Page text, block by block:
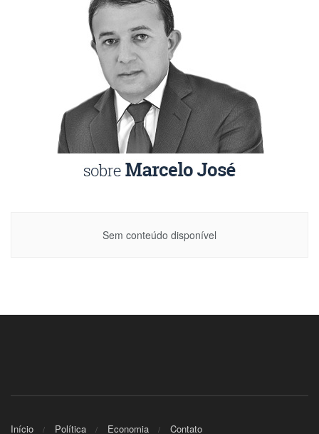
Sem conteúdo disponível
Início Política Economia Contato